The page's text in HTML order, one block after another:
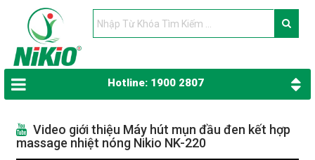
Hotline: 1900 2807
Video giới thiệu Máy hút mụn đầu đen kết hợp
massage nhiệt nóng Nikio NK-220